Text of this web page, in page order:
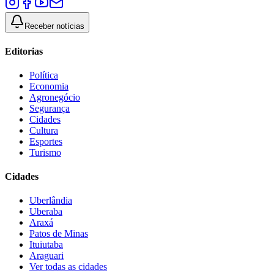
Receber notícias
Editorias
Política
Economia
Agronegócio
Segurança
Cidades
Cultura
Esportes
Turismo
Cidades
Uberlândia
Uberaba
Araxá
Patos de Minas
Ituiutaba
Araguari
Ver todas as cidades